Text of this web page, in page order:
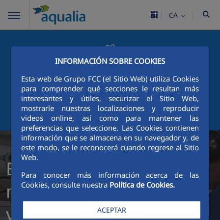
INFORMACIÓN SOBRE COOKIES
Esta web de Grupo FCC (el Sitio Web) utiliza Cookies
para comprender qué secciones le resultan más
interesantes y útiles, securizar el Sitio Web,
mostrarle nuestras localizaciones y reproducir
videos online, así como para mantener las
preferencias que seleccione. Las Cookies contienen
información que se almacena en su navegador y, de
este modo, se le reconocerá cuando regrese al Sitio
Web.
Para conocer más información acerca de las
Cookies, consulte nuestra Política de Cookies.
ACEPTAR
CA
PORTAL DEL CIUDADANO
ÁREA CLIENTE
En Aqualia, somos
mucho más de lo que
ves